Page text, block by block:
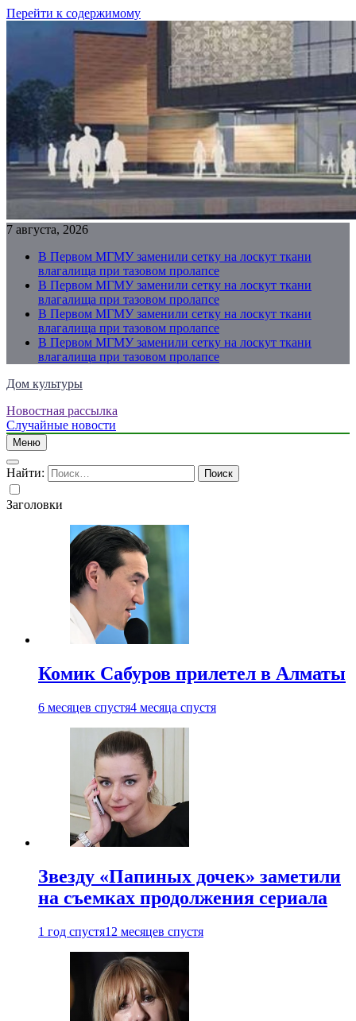
Перейти к содержимому
7 августа, 2026
В Первом МГМУ заменили сетку на лоскут ткани
влагалища при тазовом пролапсе
В Первом МГМУ заменили сетку на лоскут ткани
влагалища при тазовом пролапсе
В Первом МГМУ заменили сетку на лоскут ткани
влагалища при тазовом пролапсе
В Первом МГМУ заменили сетку на лоскут ткани
влагалища при тазовом пролапсе
Дом культуры
Just another WordPress site
Новостная рассылка
Случайные новости
Меню
Найти:
Заголовки
Комик Сабуров прилетел в Алматы
6 месяцев спустя4 месяца спустя
Звезду «Папиных дочек» заметили
на съемках продолжения сериала
1 год спустя12 месяцев спустя